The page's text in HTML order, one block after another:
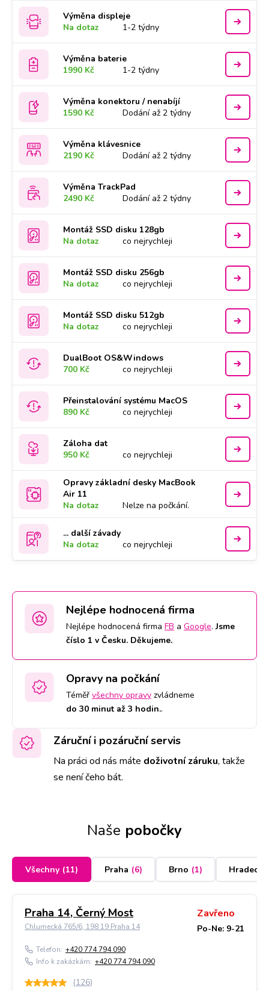
Výměna displeje
Na dotaz
1-2 týdny
Výměna baterie
1990 Kč
1-2 týdny
Výměna konektoru / nenabíjí
1590 Kč
Dodání až 2 týdny
Výměna klávesnice
2190 Kč
Dodání až 2 týdny
Výměna TrackPad
2490 Kč
Dodání až 2 týdny
Montáž SSD disku 128gb
Na dotaz
co nejrychleji
Montáž SSD disku 256gb
Na dotaz
co nejrychleji
Montáž SSD disku 512gb
Na dotaz
co nejrychleji
DualBoot OS&Windows
700 Kč
co nejrychleji
Přeinstalování systému MacOS
890 Kč
co nejrychleji
Záloha dat
950 Kč
co nejrychleji
Opravy základní desky MacBook
Air 11
Na dotaz
Nelze na počkání.
... další závady
Na dotaz
co nejrychleji
Nejlépe hodnocená firma
Nejlépe hodnocená firma FB a Google.Jsme
číslo 1 v Česku. Děkujeme.
Opravy na počkání
Téměř všechny opravy zvládneme
do 30 minut až 3 hodin..
Záruční i pozáruční servis
Na práci od nás máte doživotní záruku, takže
se není čeho bát.
Naše pobočky
Všechny (11) Praha (6) Brno (1) Hradec
Praha 14, Černý Most
Chlumecká 765/6, 198 19 Praha 14
Zavřeno
Po-Ne: 9-21
Telefon: +420 774 794 090
Info k zakázkám: +420 774 794 090
(126)